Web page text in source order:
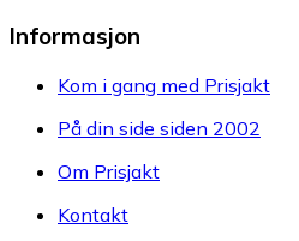
Informasjon
Kom i gang med Prisjakt
På din side siden 2002
Om Prisjakt
Kontakt